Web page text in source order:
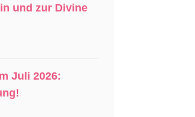
und zur Divine
Juli 2026: